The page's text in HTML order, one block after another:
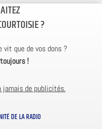
?
vit que de vos dons ?
!
jamais de publicités.
DE LA RADIO